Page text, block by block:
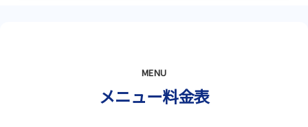
MENU
メニュー料金表